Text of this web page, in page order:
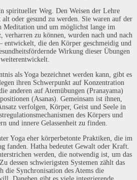
spiritueller Weg. Den Weisen der Lehre
oder gesund zu werden. Sie waren auf der
Meditation und um möglichst lange im
verharren zu können, wurden nach und nach
entwickelt, die den Körper geschmeidig und
Wirkung dieser Übungen
als Yoga bezeichnet werden kann, gibt es
ihren Schwerpunkt auf Konzentration
anderen auf Atemübungen (Pranayama)
(Asanas). Gemeinsam ist ihnen,
verfolgen, Körper, Geist und Seele in
des Körpers und
und innere Gelassenheit zu finden.
Yoga eher körperbetonte Praktiken, die im
fanden. Hatha bedeutet Gewalt oder Kraft.
werden, die notwendig ist, um das
dessen schwierigsten Systemen zählt das
die Synchronisation des Atems die